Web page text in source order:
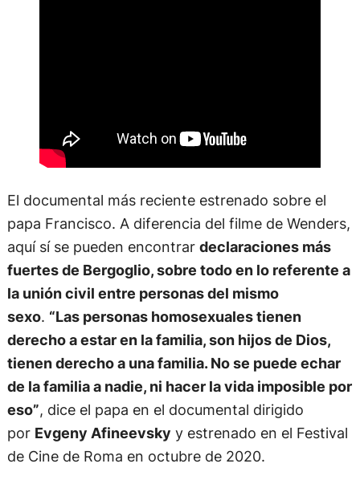
El documental más reciente estrenado sobre el
papa Francisco. A diferencia del filme de Wenders,
aquí sí se pueden encontrar declaraciones más
fuertes de Bergoglio, sobre todo en lo referente a
la unión civil entre personas del mismo
sexo. “Las personas homosexuales tienen
derecho a estar en la familia, son hijos de Dios,
tienen derecho a una familia. No se puede echar
de la familia a nadie, ni hacer la vida imposible por
eso”, dice el papa en el documental dirigido
por Evgeny Afineevsky y estrenado en el Festival
de Cine de Roma en octubre de 2020.